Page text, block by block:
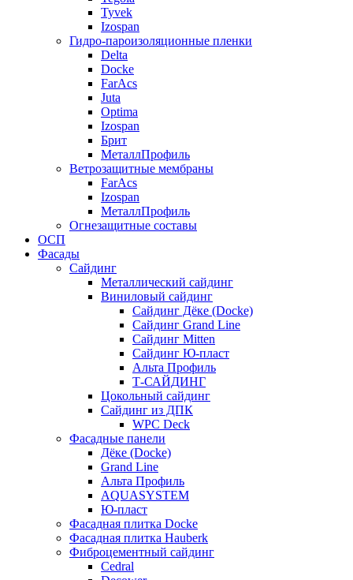
Tyvek
Izospan
Гидро-пароизоляционные пленки
Delta
Docke
FarAcs
Juta
Optima
Izospan
Брит
МеталлПрофиль
Ветрозащитные мембраны
FarAcs
Izospan
МеталлПрофиль
Огнезащитные составы
ОСП
Фасады
Сайдинг
Металлический сайдинг
Виниловый сайдинг
Сайдинг Дёке (Docke)
Сайдинг Grand Line
Сайдинг Mitten
Сайдинг Ю-пласт
Альта Профиль
Т-САЙДИНГ
Цокольный сайдинг
Сайдинг из ДПК
WPC Deck
Фасадные панели
Дёке (Docke)
Grand Line
Альта Профиль
AQUASYSTEM
Ю-пласт
Фасадная плитка Docke
Фасадная плитка Hauberk
Фиброцементный сайдинг
Cedral